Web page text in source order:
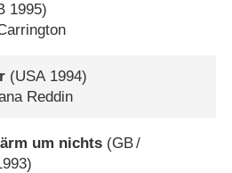
1995)
(USA1994)
Reddin
um nichts (GB/